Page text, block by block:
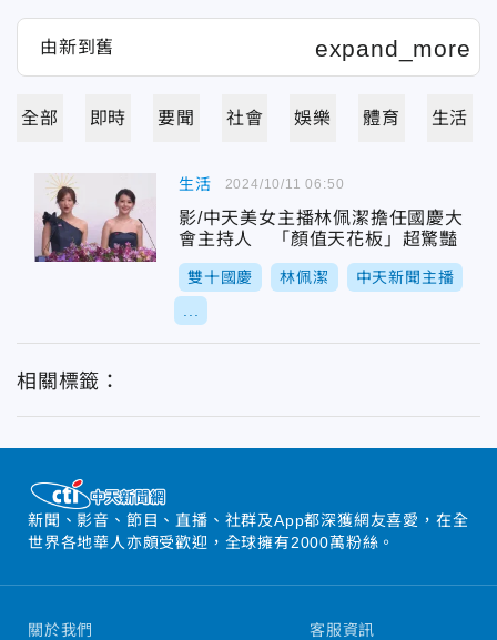
全部 即時 要聞 社會 娛樂 體育 生活
生活
影/中天美女主播林佩潔擔任國慶大
會主持人 「顏值天花板」超驚豔
雙十國慶 林佩潔 中天新聞主播
2024/10/11 06:50
相關標籤：
新聞、影音、節目、直播、社群及App都深獲網友喜愛，在全
世界各地華人亦頗受歡迎，全球擁有2000萬粉絲。
關於我們 客服資訊